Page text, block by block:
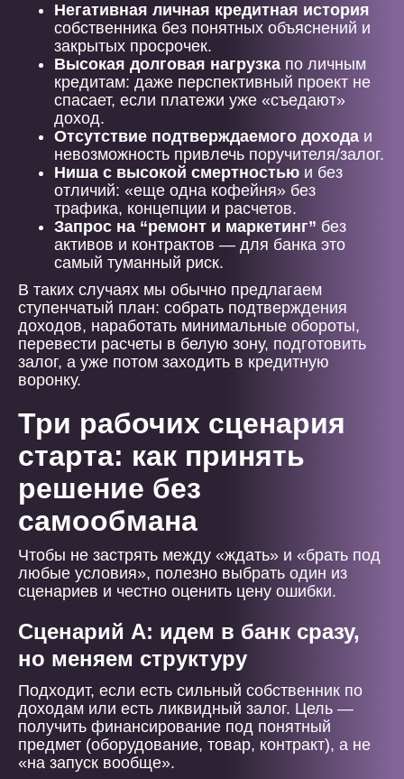
Негативная личная кредитная история
собственника без понятных объяснений и
закрытых просрочек.
Высокая долговая нагрузка по личным
кредитам: даже перспективный проект не
спасает, если платежи уже «съедают»
доход.
Отсутствие подтверждаемого дохода и
невозможность привлечь поручителя/залог.
Ниша с высокой смертностью и без
отличий: «еще одна кофейня» без
трафика, концепции и расчетов.
Запрос на “ремонт и маркетинг” без
активов и контрактов — для банка это
самый туманный риск.
В таких случаях мы обычно предлагаем
ступенчатый план: собрать подтверждения
доходов, наработать минимальные обороты,
перевести расчеты в белую зону, подготовить
залог, а уже потом заходить в кредитную
воронку.
Три рабочих сценария
старта: как принять
решение без
самообмана
Чтобы не застрять между «ждать» и «брать под
любые условия», полезно выбрать один из
сценариев и честно оценить цену ошибки.
Сценарий А: идем в банк сразу,
но меняем структуру
Подходит, если есть сильный собственник по
доходам или есть ликвидный залог. Цель —
получить финансирование под понятный
предмет (оборудование, товар, контракт), а не
«на запуск вообще».